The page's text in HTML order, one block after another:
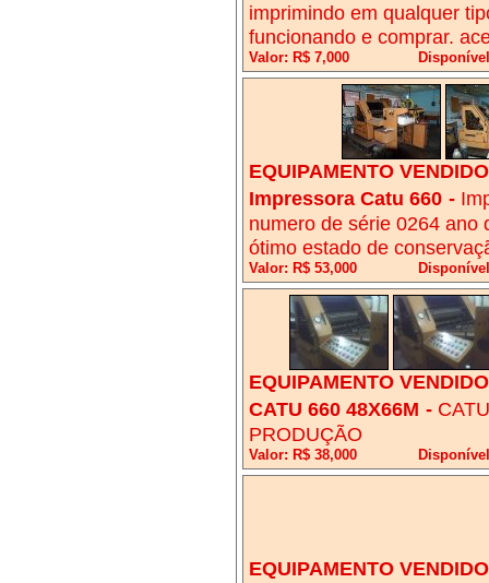
imprimindo em qualquer
funcionando e comprar.
Valor: R$ 7,000
EQUIPAMENTO
Impressora Catu 660 -
numero de série 0264 ano
ótimo estado de
Valor: R$ 53,000
EQUIPAMENTO
CATU 660 48X66M -
PRODUÇÃO
Valor: R$ 38,000
EQUIPAMENTO